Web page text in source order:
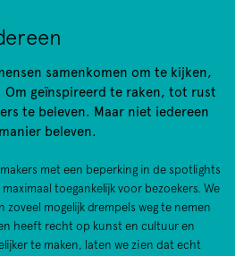
samenkomen om te kijken,
geïnspireerd te raken, tot rust
te beleven. Maar niet iedereen
beleven.
met een beperking in de spotlights
toegankelijk voor bezoekers. We
mogelijk drempels weg te nemen
heeft recht op kunst en cultuur en
te maken, laten we zien dat echt